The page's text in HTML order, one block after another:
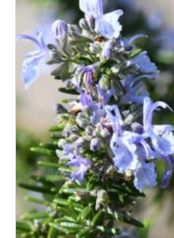
Floraison
Exposition
Feuillage
Rusticité
Type de sol